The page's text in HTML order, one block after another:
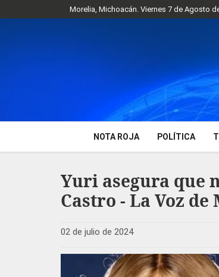
Morelia, Michoacán. Viernes 7 de Agosto
NOTA ROJA POLÍTICA
Yuri asegura que
Castro - La Voz de
02 de julio de 2024